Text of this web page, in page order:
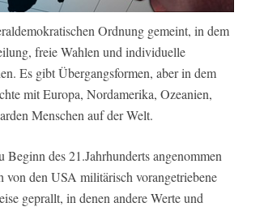
Ordnung gemeint, in dem
freie Wahlen und individuelle
Es gibt Übergangsformen, aber in dem
mit Europa, Nordamerika, Ozeanien,
Menschen auf der Welt.
des 21.Jahrhunderts angenommen
den USA militärisch vorangetriebene
geprallt, in denen andere Werte und